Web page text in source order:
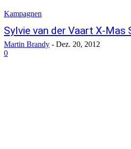
Kampagnen
Sylvie van der Vaart X-Mas
Martin Brandy - Dez. 20, 2012
0